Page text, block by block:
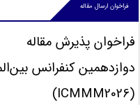
فراخوان ارسال مقاله
فراخوان پذیرش مقاله
دوازدهمین کنفرانس
(ICMMM2026)